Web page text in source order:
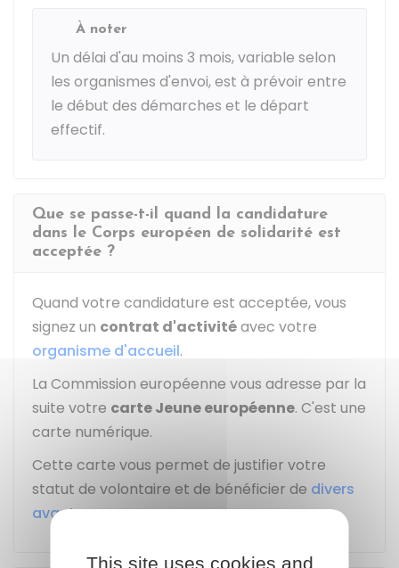
À noter
Un délai d'au moins 3 mois, variable selon
les organismes d'envoi, est à prévoir entre
le début des démarches et le départ
effectif.
Que se passe-t-il quand la candidature
dans le Corps européen de solidarité est
acceptée ?
Quand votre candidature est acceptée, vous
signez un contrat d'activitéavec votre
organisme d'accueil.
La Commission européenne vous adresse par la
suite votre carte Jeune européenne. C'est une
carte numérique.
Cette carte vous permet de justifier votre
statut de volontaire et de bénéficier de divers
avantages.
This site uses cookies and